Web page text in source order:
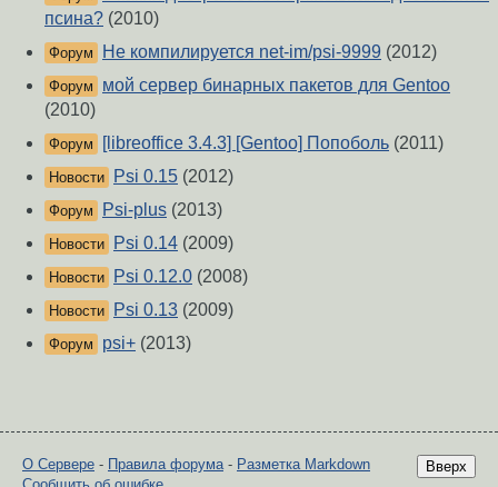
псина? (2010)
Форум Не компилируется net-im/psi-9999 (2012)
Форум
мой сервер бинарных пакетов для Gentoo
(2010)
Форум [libreoffice 3.4.3] [Gentoo] Попоболь (2011)
Новости Psi 0.15 (2012)
Форум Psi-plus (2013)
Новости Psi 0.14 (2009)
Новости Psi 0.12.0 (2008)
Новости Psi 0.13 (2009)
Форум psi+ (2013)
Вверх
О Сервере - Правила форума- Разметка Markdown